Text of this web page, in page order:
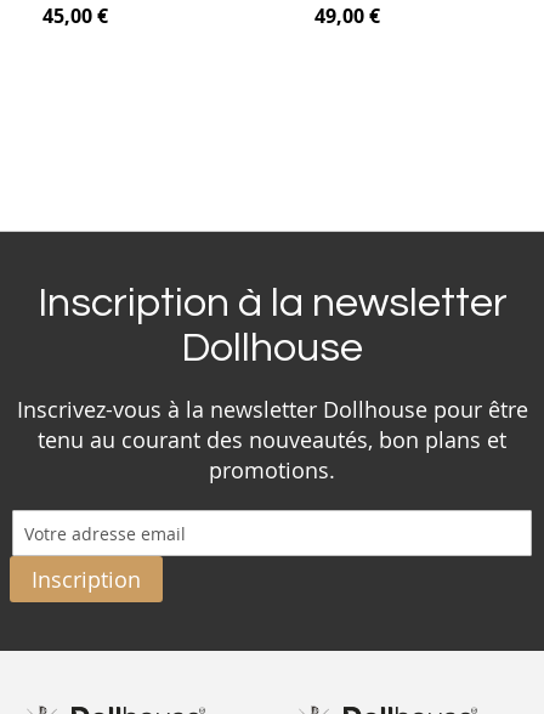
45,00 €
49,00 €
Inscription à la newsletter
Dollhouse
Inscrivez-vous à la newsletter Dollhouse pour être
tenu au courant des nouveautés, bon plans et
promotions.
Inscription